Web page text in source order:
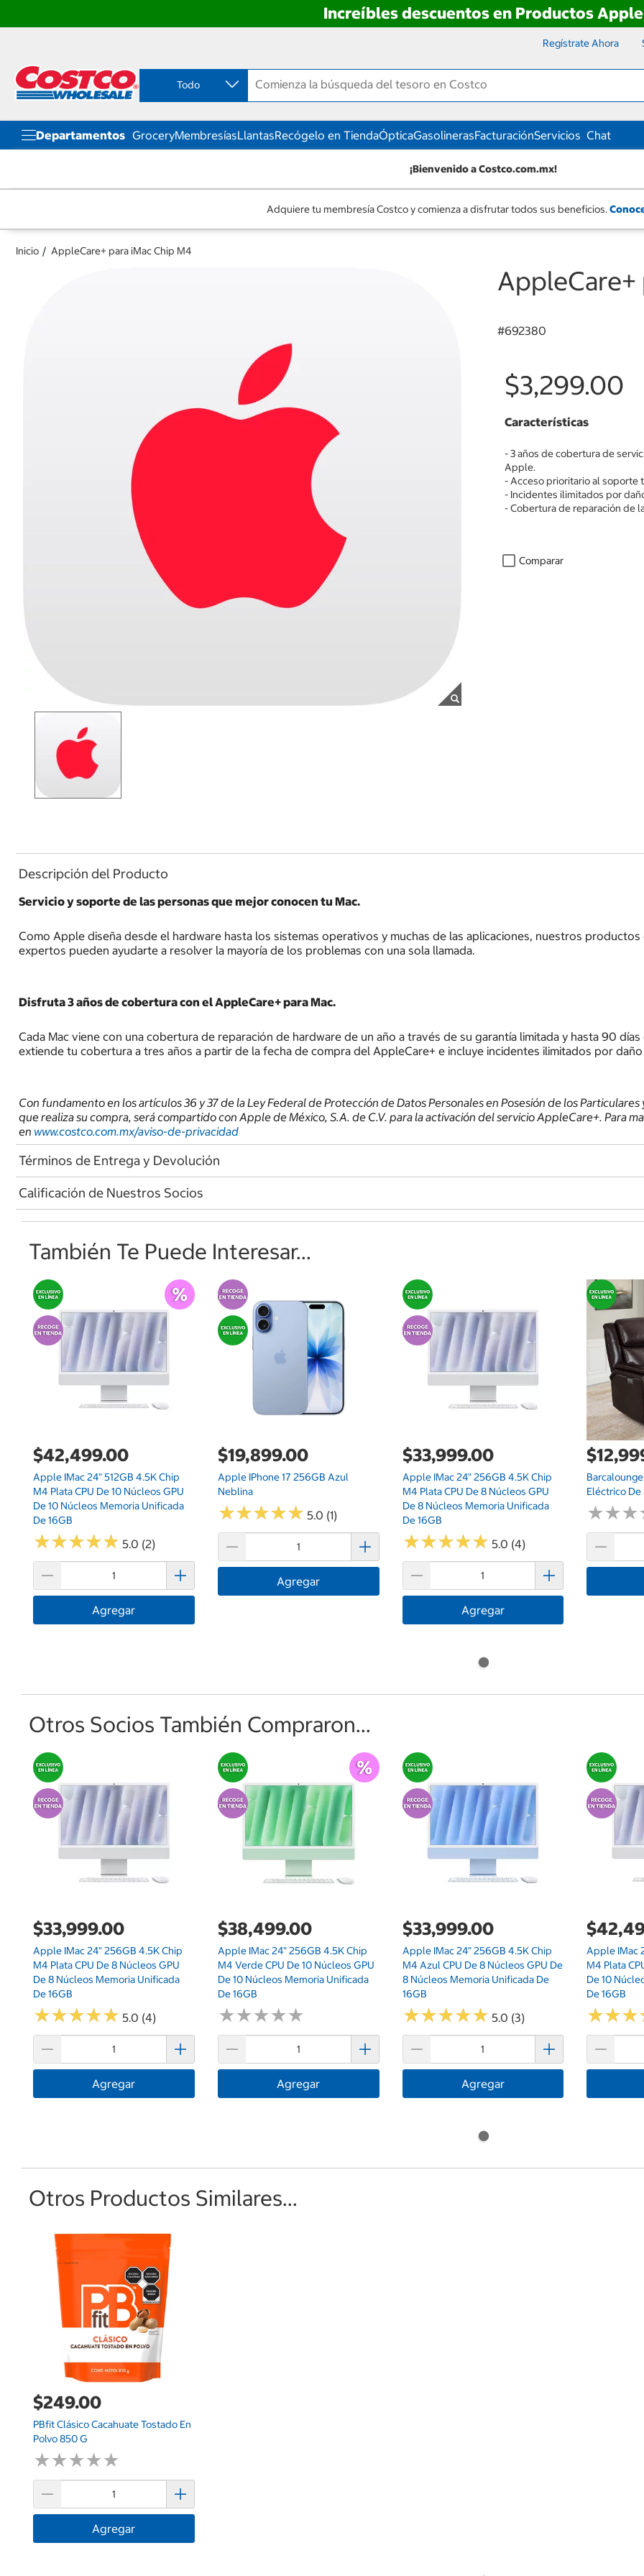
Increíbles descuentos en Productos Apple
contenido
menú
navegación
Regístrate Ahora
Todo
Departamentos GroceryMembresíasLlantasRecógelo en TiendaÓpticaGasolinerasFacturaciónServicios Chat
¡Bienvenido a Costco.com.mx!
Adquiere tu membresía Costco y comienza a disfrutar todos sus beneficios.
Inicio AppleCare+ para iMac Chip M4
AppleCare+
#692380
$3,299.00
Características
- 3 años de cobertura de
Apple.
- Acceso prioritario al soporte
- Incidentes ilimitados por
- Cobertura de reparación de
Comparar
Descripción del Producto
Servicio y soporte de las personas que mejor conocen tu Mac.
Como Apple diseña desde el hardware hasta los sistemas operativos y muchas de las aplicaciones, nuestros
expertos pueden ayudarte a resolver la mayoría de los problemas con una sola llamada.
Disfruta 3 años de cobertura con el AppleCare+ para Mac.
Cada Mac viene con una cobertura de reparación de hardware de un año a través de su garantía limitada y hasta 90
extiende tu cobertura a tres años a partir de la fecha de compra del AppleCare+ e incluye incidentes ilimitados por
Con fundamento en los artículos 36 y 37 de la Ley Federal de Protección de Datos Personales en Posesión de los
que realiza su compra, será compartido con Apple de México, S.A. de C.V. para la activación del servicio AppleCare+. Para
en www.costco.com.mx/aviso-de-privacidad
Términos de Entrega y Devolución
Calificación de Nuestros Socios
También Te Puede Interesar...
$42,499.00
Apple IMac 24" 512GB 4.5K Chip
M4 Plata CPU De 10 Núcleos GPU
De 10 Núcleos Memoria Unificada
De 16GB
★★★★★
★★★★★ 5.0 (2)
Agregar
$19,899.00
Apple IPhone 17 256GB Azul
Neblina
★★★★★
★★★★★ 5.0 (1)
Agregar
$33,999.00
Apple IMac 24" 256GB 4.5K Chip
M4 Plata CPU De 8 Núcleos GPU
De 8 Núcleos Memoria Unificada
De 16GB
★★★★★
★★★★★ 5.0 (4)
Agregar
Eléctrico De
★★★
★★★
Otros Socios También Compraron...
$33,999.00
Apple IMac 24" 256GB 4.5K Chip
M4 Plata CPU De 8 Núcleos GPU
De 8 Núcleos Memoria Unificada
De 16GB
★★★★★
★★★★★ 5.0 (4)
Agregar
$38,499.00
Apple IMac 24" 256GB 4.5K Chip
M4 Verde CPU De 10 Núcleos GPU
De 10 Núcleos Memoria Unificada
De 16GB
★★★★★
★★★★★
Agregar
$33,999.00
Apple IMac 24" 256GB 4.5K Chip
M4 Azul CPU De 8 Núcleos GPU De
8 Núcleos Memoria Unificada De
16GB
★★★★★
★★★★★ 5.0 (3)
Agregar
Apple IMac
M4 Plata
De 10
De 16GB
★★★
★★★
Otros Productos Similares...
$249.00
PBfit Clásico Cacahuate Tostado En
Polvo 850 G
★★★★★
★★★★★
Agregar